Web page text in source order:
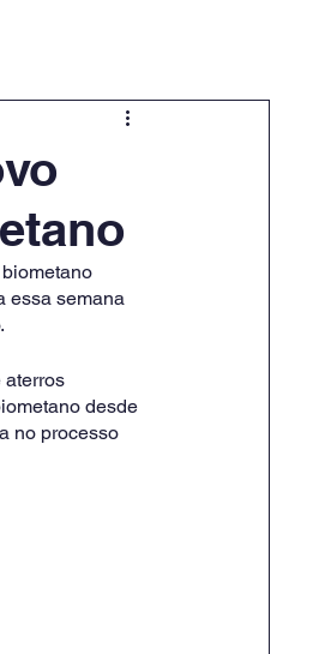
essa semana
aterros
desde
no processo